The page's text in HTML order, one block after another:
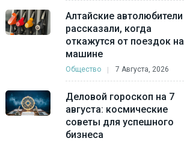
Алтайские автолюбители
рассказали, когда
откажутся от поездок на
машине
Общество 7 Августа, 2026
Деловой гороскоп на 7
августа: космические
советы для успешного
бизнеса